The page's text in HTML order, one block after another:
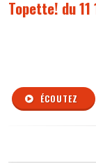
Topette! du 11
ÉCOUTEZ